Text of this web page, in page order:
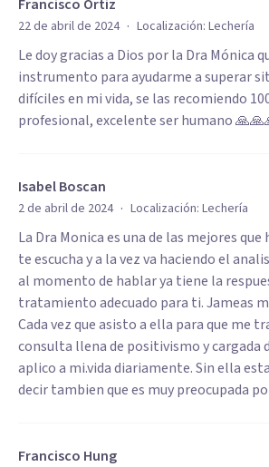
Francisco Ortiz
22 de abril de 2024 · Localización: Lechería
Le doy gracias a Dios por la Dra Mónica
instrumento para ayudarme a superar
difíciles en mi vida, se las recomiendo
profesional, excelente ser humano
Isabel Boscan
2 de abril de 2024 · Localización: Lechería
La Dra Monica es una de las mejores
te escucha y a la vez va haciendo el
al momento de hablar ya tiene la
tratamiento adecuado para ti. Jameas
Cada vez que asisto a ella para que me
consulta llena de positivismo y cargada
aplico a mi.vida diariamente. Sin ella
decir tambien que es muy preocupada
Francisco Hung